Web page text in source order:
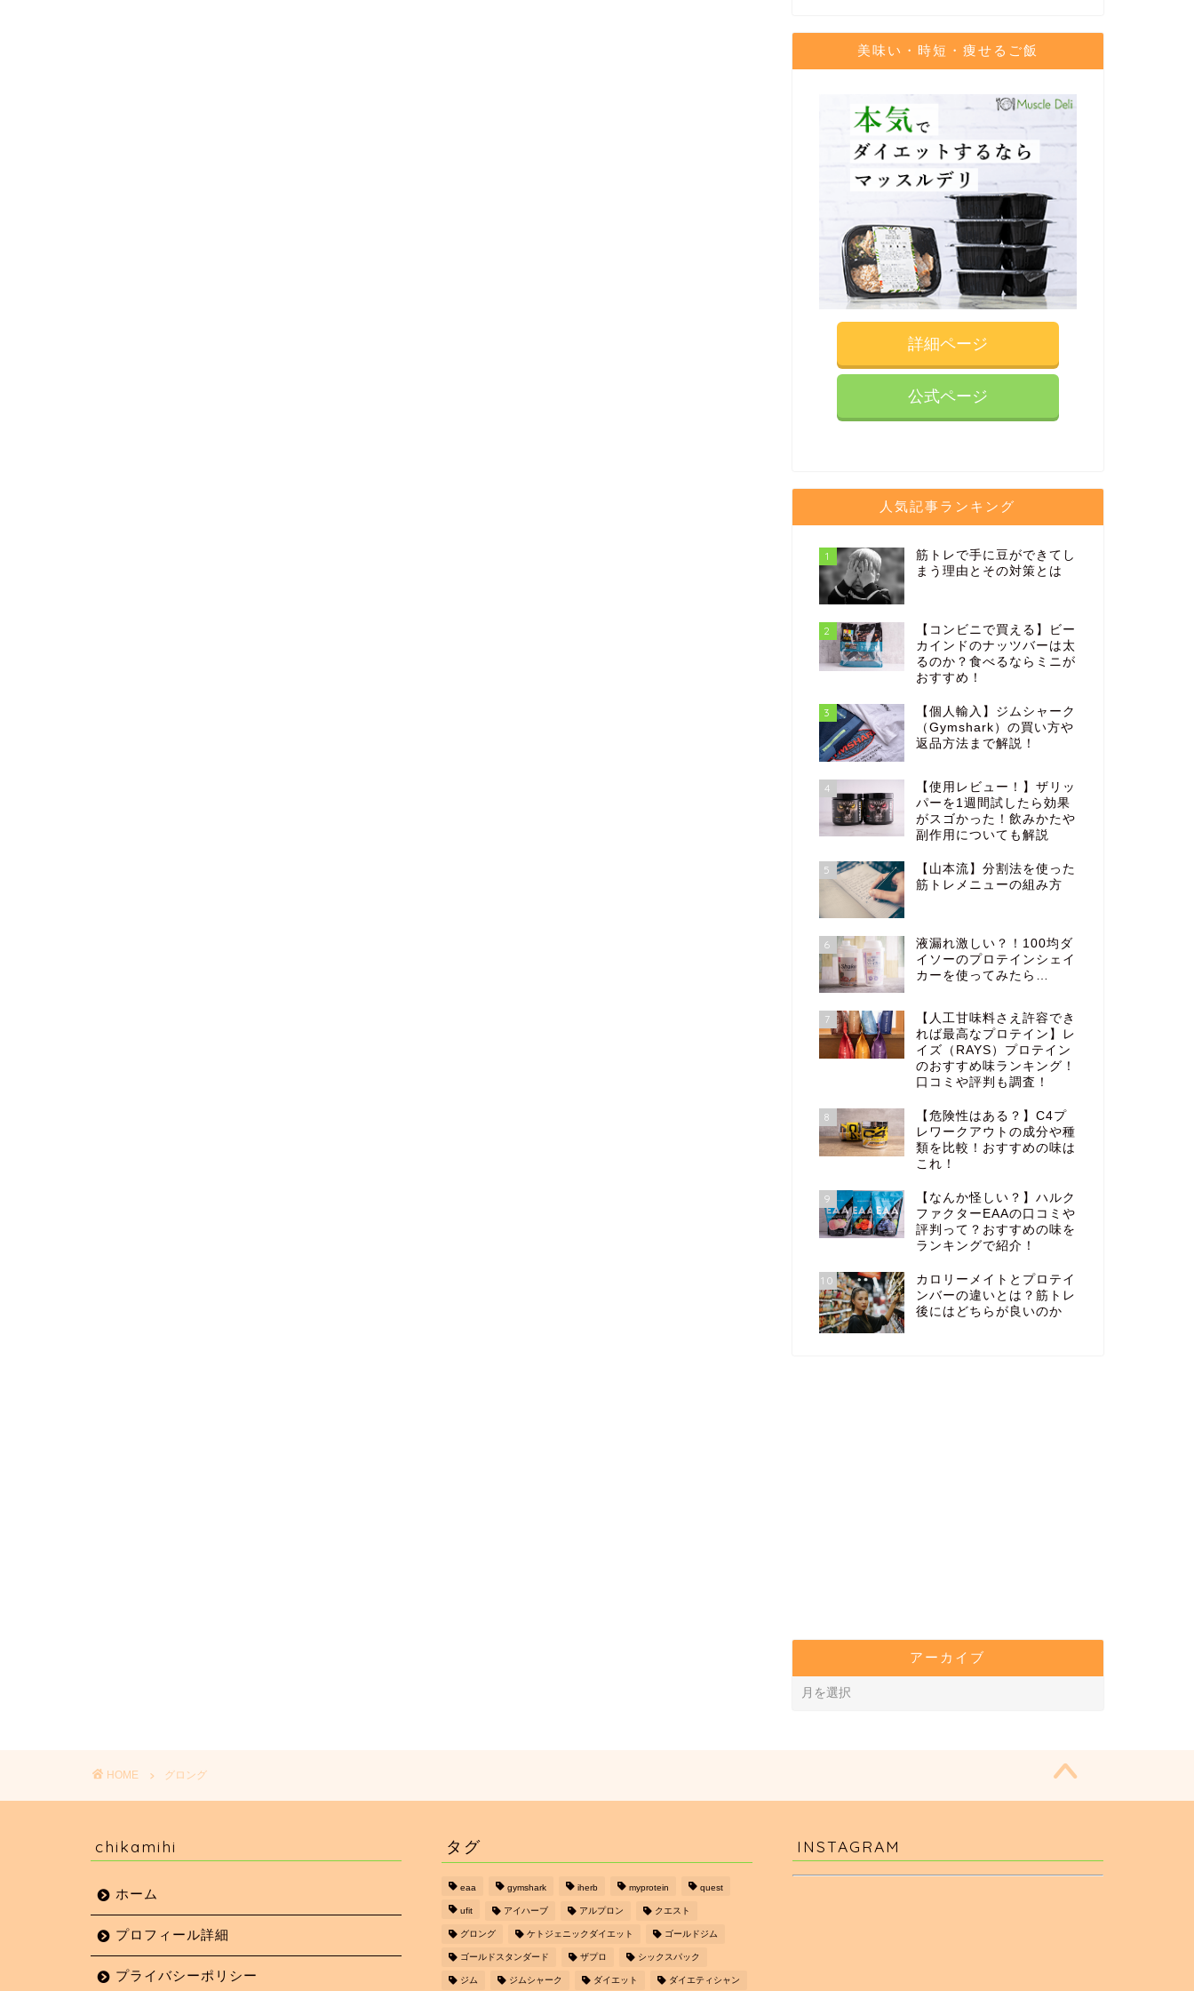
美味い・時短・痩せるご飯
詳細ページ
公式ページ
人気記事ランキング
1
筋トレで手に豆ができてし
まう理由とその対策とは
2
【コンビニで買える】ビー
カインドのナッツバーは太
るのか？食べるならミニが
おすすめ！
3
【個人輸入】ジムシャーク
（Gymshark）の買い方や
返品方法まで解説！
4
【使用レビュー！】ザリッ
パーを1週間試したら効果
がスゴかった！飲みかたや
副作用についても解説
5
【山本流】分割法を使った
筋トレメニューの組み方
6
液漏れ激しい？！100均ダ
イソーのプロテインシェイ
カーを使ってみたら…
7
【人工甘味料さえ許容でき
れば最高なプロテイン】レ
イズ（RAYS）プロテイン
のおすすめ味ランキング！
口コミや評判も調査！
8
【危険性はある？】C4プ
レワークアウトの成分や種
類を比較！おすすめの味は
これ！
9
【なんか怪しい？】ハルク
ファクターEAAの口コミや
評判って？おすすめの味を
ランキングで紹介！
10
カロリーメイトとプロテイ
ンバーの違いとは？筋トレ
後にはどちらが良いのか
アーカイブ
HOME グロング
chikamihi
ホーム
プロフィール詳細
プライバシーポリシー
タグ
eaa gymshark iherb myprotein quest
ufit アイハーブ アルプロン クエスト
グロング ケトジェニックダイエット ゴールドジム
ゴールドスタンダード ザプロ シックスパック
ジム ジムシャーク ダイエット ダイエティシャン
INSTAGRAM